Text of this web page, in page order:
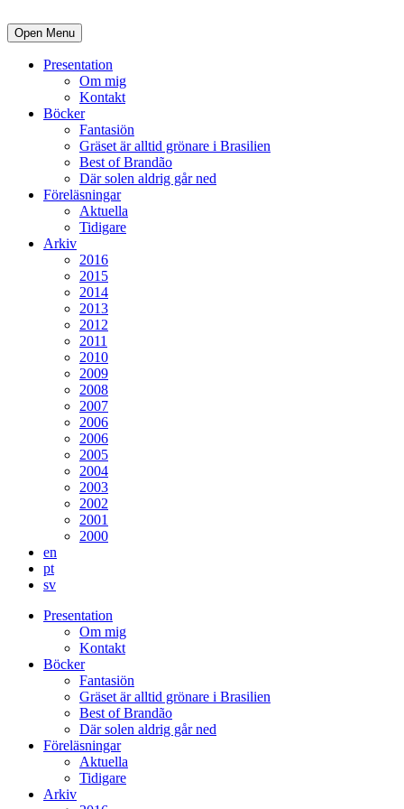
Open Menu
Presentation
Om mig
Kontakt
Böcker
Fantasiön
Gräset är alltid grönare i Brasilien
Best of Brandão
Där solen aldrig går ned
Föreläsningar
Aktuella
Tidigare
Arkiv
2016
2015
2014
2013
2012
2011
2010
2009
2008
2007
2006
2006
2005
2004
2003
2002
2001
2000
en
pt
sv
Presentation
Om mig
Kontakt
Böcker
Fantasiön
Gräset är alltid grönare i Brasilien
Best of Brandão
Där solen aldrig går ned
Föreläsningar
Aktuella
Tidigare
Arkiv